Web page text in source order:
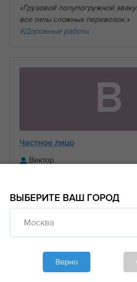
«Грузовой полупогружной
все типы сложных перевозок.»
#Дорожные работы
В
Частное лицо
Виктор
Обновлено больше недели назад
Моя спецтехника
Манипуляторы, Стрела 3
ВЫБЕРИТЕ ВАШ ГОРОД
Москва
Верно